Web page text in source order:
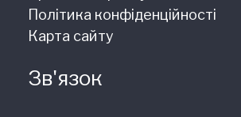
Політика конфіденційності
Карта сайту
Зв'язок